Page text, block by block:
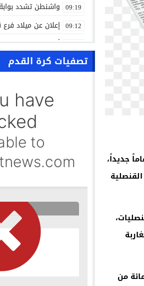
المقيمين بالخارج عن تعيين 21 قنصلاً عاماً جديداً،
الشبكة القنصلية
على قنصليات،
النساء، حيث بلغت نسبتهن حوالي 40 في المائة من
09:19 واشنطن تشدد بوابة
09:12 إعلان عن ميلاد
أزمة المحامين
10:24 NEWS “بالعربي” أخبار بالمختصر المفيد من كل حدب وصوب
سبتة تحت الضغط..
الجامعة تشتعل..
البوليساريو
حين تحارب
تصفيات كرة القدم